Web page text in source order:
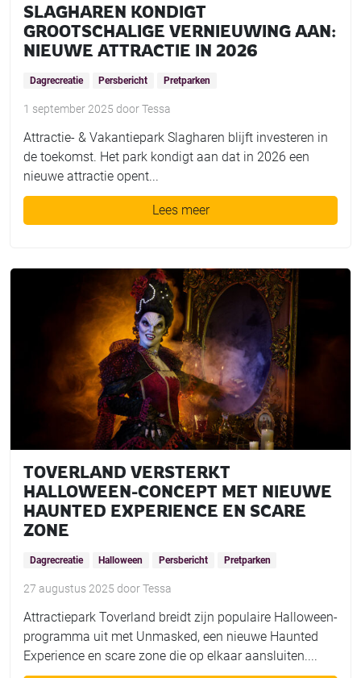
SLAGHAREN KONDIGT
GROOTSCHALIGE VERNIEUWING AAN:
NIEUWE ATTRACTIE IN 2026
Dagrecreatie Persbericht Pretparken
1 september 2025 doorTessa
Attractie- & Vakantiepark Slagharen blijft investeren in
de toekomst. Het park kondigt aan dat in 2026 een
nieuwe attractie opent...
Lees meer
TOVERLAND VERSTERKT
HALLOWEEN-CONCEPT MET NIEUWE
HAUNTED EXPERIENCE EN SCARE
ZONE
Dagrecreatie Halloween Persbericht Pretparken
27 augustus 2025 doorTessa
Attractiepark Toverland breidt zijn populaire Halloween-
programma uit met Unmasked, een nieuwe Haunted
Experience en scare zone die op elkaar aansluiten....